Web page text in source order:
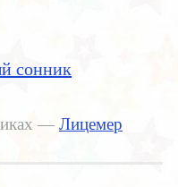
сонник
— Лицемер